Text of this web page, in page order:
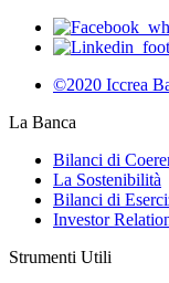
©2020 Iccrea
La Banca
Bilanci di
La Sostenibilità
Bilanci di
Investor
Strumenti Utili